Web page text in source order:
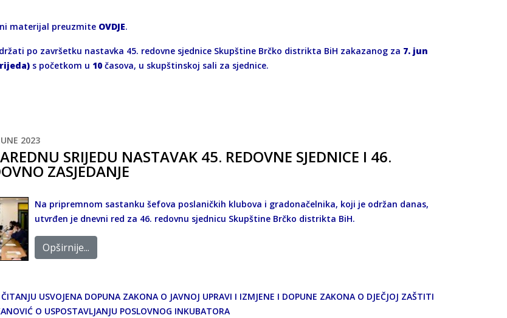
materijal preuzmite OVDJE.
po završetku nastavka 45. redovne sjednice Skupštine Brčko distrikta BiH zakazanog za 7. jun
s početkom u 10 časova, u skupštinskoj sali za sjednice.
2023
SRIJEDU NASTAVAK 45. REDOVNE SJEDNICE I 46.
ZASJEDANJE
Na pripremnom sastanku šefova poslaničkih klubova i gradonačelnika, koji je održan danas,
utvrđen je dnevni red za 46. redovnu sjednicu Skupštine Brčko distrikta BiH.
Opširnije...
USVOJENA DOPUNA ZAKONA O JAVNOJ UPRAVI I IZMJENE I DOPUNE ZAKONA O DJEČJOJ ZAŠTITI
O USPOSTAVLJANJU POSLOVNOG INKUBATORA